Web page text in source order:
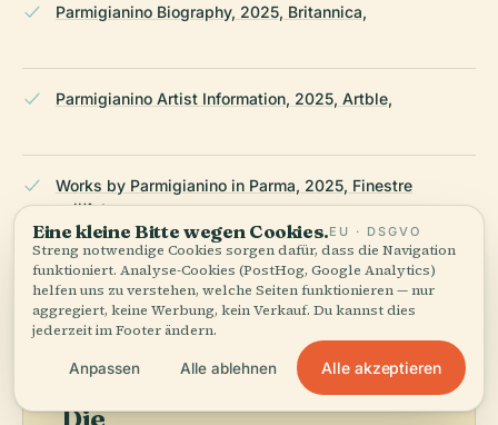
Parmigianino Biography, 2025, Britannica,
Parmigianino Artist Information, 2025, Artble,
Works by Parmigianino in Parma, 2025, Finestre
sull’Arte,
ZULETZT ÜBERPRÜFT: APRIL 2026
Recherchiert aus Wikidata, Wikipedia und offiziellen Quellen
· faktengeprüft ·Wie unsere Guides entstehen →
Die
Eine kleine Bitte wegen Cookies.EU · DSGVO
Streng notwendige Cookies sorgen dafür, dass die Navigation
funktioniert. Analyse-Cookies (PostHog, Google Analytics)
helfen uns zu verstehen, welche Seiten funktionieren — nur
aggregiert, keine Werbung, kein Verkauf. Du kannst dies
jederzeit im Footer ändern.
Anpassen Alle ablehnen Alle akzeptieren